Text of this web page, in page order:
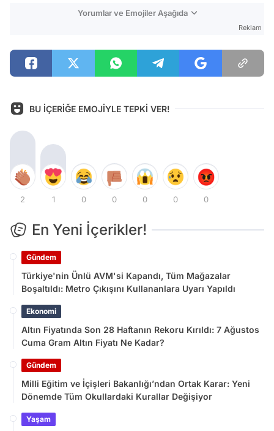
Yorumlar ve Emojiler Aşağıda
Reklam
BU İÇERİĞE EMOJİYLE TEPKİ VER!
2 1 0 0 0 0 0
En Yeni İçerikler!
Gündem
Türkiye'nin Ünlü AVM'si Kapandı, Tüm Mağazalar
Boşaltıldı: Metro Çıkışını Kullananlara Uyarı Yapıldı
Ekonomi
Altın Fiyatında Son 28 Haftanın Rekoru Kırıldı: 7 Ağustos
Cuma Gram Altın Fiyatı Ne Kadar?
Gündem
Milli Eğitim ve İçişleri Bakanlığı’ndan Ortak Karar: Yeni
Dönemde Tüm Okullardaki Kurallar Değişiyor
Yaşam